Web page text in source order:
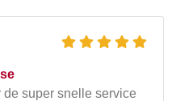
super snelle service